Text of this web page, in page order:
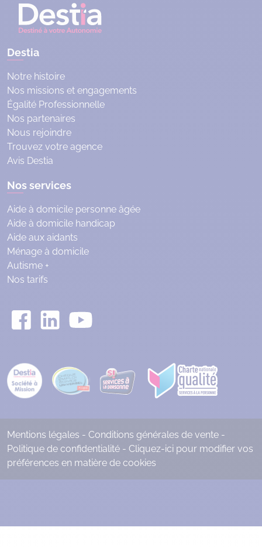
Destia
Notre histoire
Nos missions et engagements
Égalité Professionnelle
Nos partenaires
Nous rejoindre
Trouvez votre agence
Avis Destia
Nos services
Aide à domicile personne âgée
Aide à domicile handicap
Aide aux aidants
Ménage à domicile
Autisme +
Nos tarifs
Mentions légales - Conditions générales de vente -
Politique de confidentialité - Cliquez-ici pour modifier vos
préférences en matière de cookies